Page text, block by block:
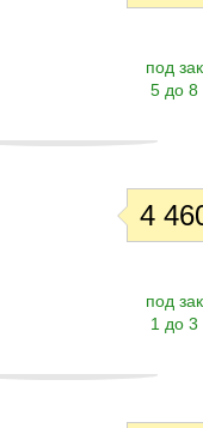
под
5 до 8
4
под
1 до 3